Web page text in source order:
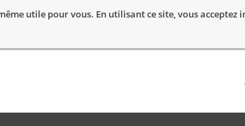
utile pour vous. En utilisant ce site, vous acceptez